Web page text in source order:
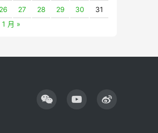
26 27 28 29 30
31
1 月 »